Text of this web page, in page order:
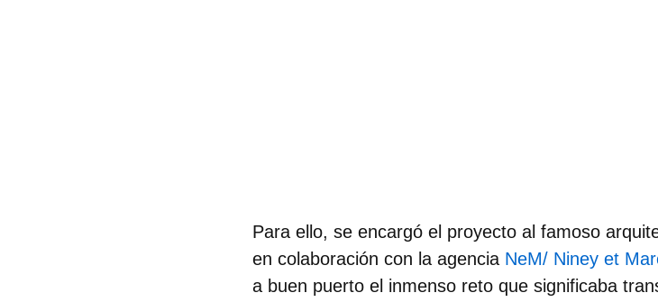
Para ello, se encargó el proyecto al famoso
en colaboración con la agencia NeM/ Niney et
a buen puerto el inmenso reto que significaba